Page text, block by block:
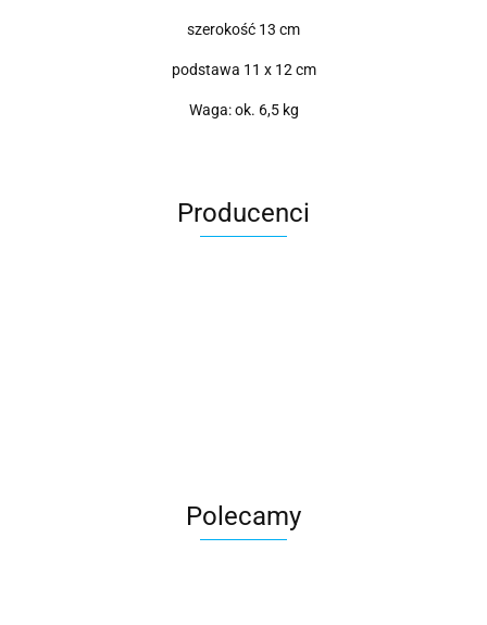
szerokość 13 cm
podstawa 11 x 12 cm
Waga: ok. 6,5 kg
Producenci
Polecamy